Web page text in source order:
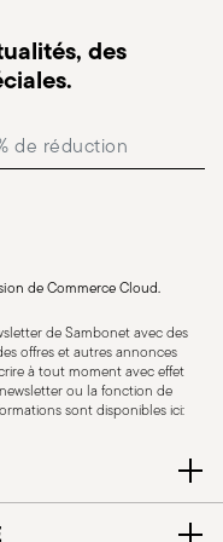
à induction
en point relais est
suivant la
des
de Commerce Cloud.
de Sambonet avec des
offres et autres annonces
à tout moment avec effet
ou la fonction de
sont disponibles ici: